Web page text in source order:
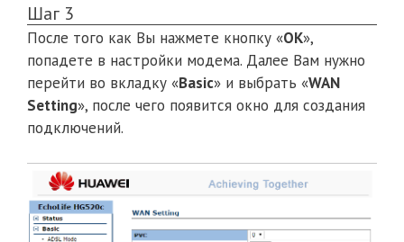
Шаг 3
После того как Вы нажмете кнопку «OK»,
попадете в настройки модема. Далее Вам нужно
перейти во вкладку «Basic» и выбрать «WAN
Setting», после чего появится окно для создания
подключений.